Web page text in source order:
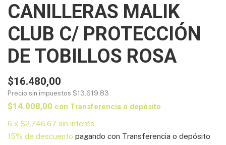
CANILLERAS MALIK
CLUB C/ PROTECCIÓN
DE TOBILLOS ROSA
$16.480,00
Precio sin impuestos $13.619,83
$14.008,00 con Transferencia o depósito
6 x $2.746,67 sin interés
15% de descuento pagando con Transferencia o depósito